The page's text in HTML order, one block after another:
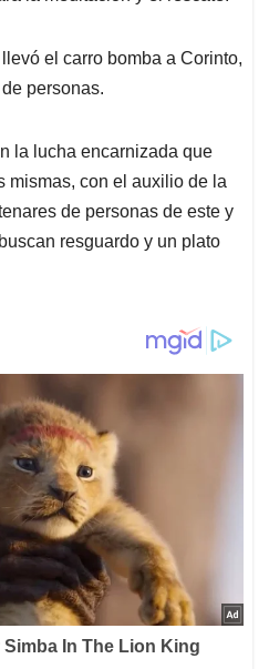
el carro bomba a Corinto,
personas.
la lucha encarnizada que
mismas, con el auxilio de la
de personas de este y
resguardo y un plato